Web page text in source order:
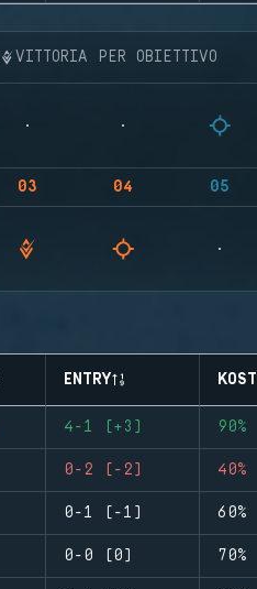
VITTORIA PER OBIETTIVO
03 04 05
ENTRY KOST
4-1 (+3) 90%
0-2 (-2) 40%
0-1 (-1) 60%
0-0 (0) 70%